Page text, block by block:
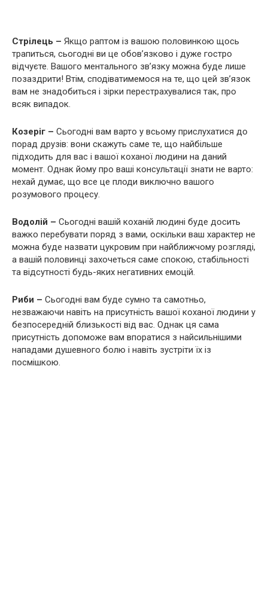
Стрілець – Якщо раптом із вашою половинкою щось
трапиться, сьогодні ви це обов’язково і дуже гостро
відчуєте. Вашого ментального зв’язку можна буде лише
позаздрити! Втім, сподіватимемося на те, що цей зв’язок
вам не знадобиться і зірки перестрахувалися так, про
всяк випадок.
Козеріг – Сьогодні вам варто у всьому прислухатися до
порад друзів: вони скажуть саме те, що найбільше
підходить для вас і вашої коханої людини на даний
момент. Однак йому про ваші консультації знати не варто:
нехай думає, що все це плоди виключно вашого
розумового процесу.
Водолій – Сьогодні вашій коханій людині буде досить
важко перебувати поряд з вами, оскільки ваш характер не
можна буде назвати цукровим при найближчому розгляді,
а вашій половинці захочеться саме спокою, стабільності
та відсутності будь-яких негативних емоцій.
Риби – Сьогодні вам буде сумно та самотньо,
незважаючи навіть на присутність вашої коханої людини у
безпосередній близькості від вас. Однак ця сама
присутність допоможе вам впоратися з найсильнішими
нападами душевного болю і навіть зустріти їх із
посмішкою.